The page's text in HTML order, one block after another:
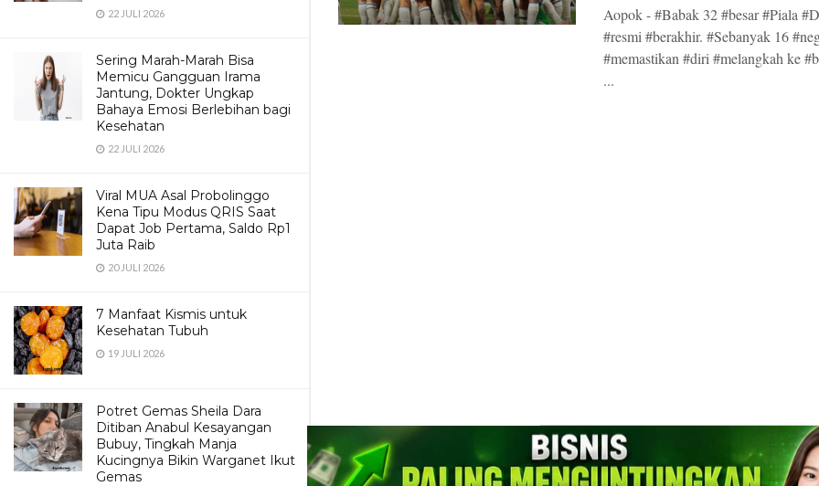
22 JULI 2026
Sering Marah-Marah Bisa
Memicu Gangguan Irama
Jantung, Dokter Ungkap
Bahaya Emosi Berlebihan bagi
Kesehatan
22 JULI 2026
Viral MUA Asal Probolinggo
Kena Tipu Modus QRIS Saat
Dapat Job Pertama, Saldo Rp1
Juta Raib
20 JULI 2026
7 Manfaat Kismis untuk
Kesehatan Tubuh
19 JULI 2026
Potret Gemas Sheila Dara
Ditiban Anabul Kesayangan
Bubuy, Tingkah Manja
Kucingnya Bikin Warganet Ikut
Gemas
Aopok - #Babak 32 #besar #Piala
#resmi #berakhir. #Sebanyak 16
#memastikan #diri #melangkah ke
...